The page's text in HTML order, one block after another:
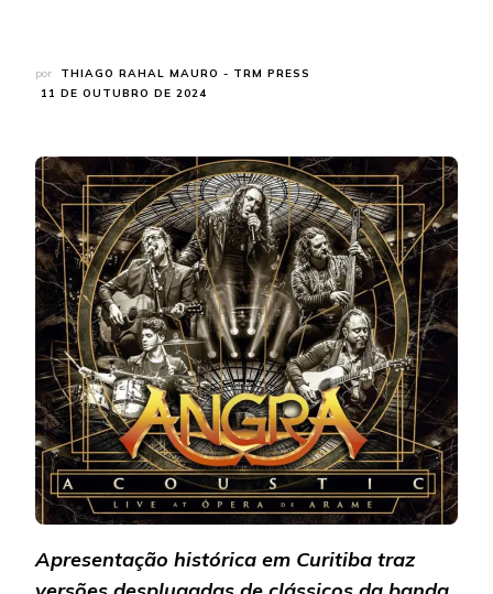
por
THIAGO RAHAL MAURO - TRM PRESS
11 DE OUTUBRO DE 2024
Apresentação histórica em Curitiba traz